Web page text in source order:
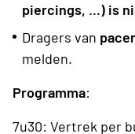
piercings, ...) is
Dragers van
melden.
Programma:
7u30: Vertrek per